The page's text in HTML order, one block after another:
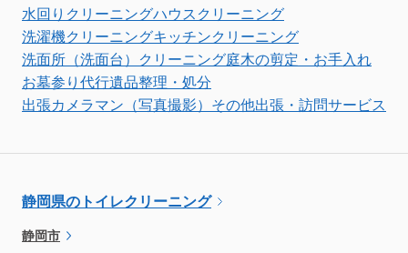
水回りクリーニングハウスクリーニング
洗濯機クリーニングキッチンクリーニング
洗面所（洗面台）クリーニング庭木の剪定・お手入れ
お墓参り代行遺品整理・処分
出張カメラマン（写真撮影） その他出張・訪問サービス
静岡県のトイレクリーニング
静岡市